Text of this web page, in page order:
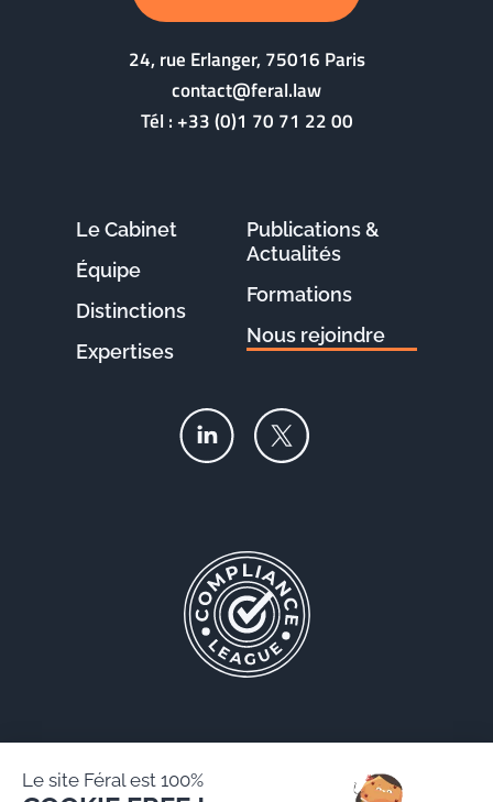
24, rue Erlanger, 75016 Paris
contact@feral.law
Tél :+33 (0)1 70 71 22 00
Le Cabinet
Équipe
Distinctions
Expertises
Publications &
Actualités
Formations
Nous rejoindre
Le site Féral est 100%